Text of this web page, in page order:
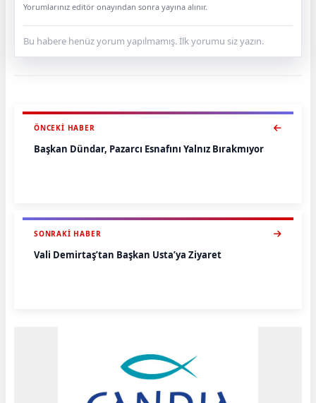
Yorumlarınız editör onayından sonra yayına alınır.
Bu habere henüz yorum yapılmamış. İlk yorumu siz yazın.
ÖNCEKI HABER
Başkan Dündar, Pazarcı Esnafını Yalnız Bırakmıyor
SONRAKI HABER
Vali Demirtaş’tan Başkan Usta’ya Ziyaret